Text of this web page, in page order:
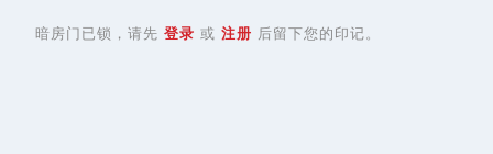
暗房门已锁，请先 登录 或 注册 后留下您的印记。